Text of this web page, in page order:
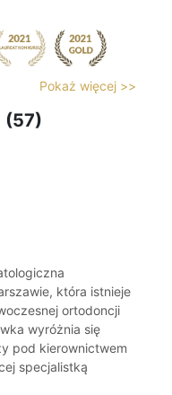
Pokaż więcej >>
(57)
która istnieje
ortodoncji
wyróżnia się
pod kierownictwem
specjalistką